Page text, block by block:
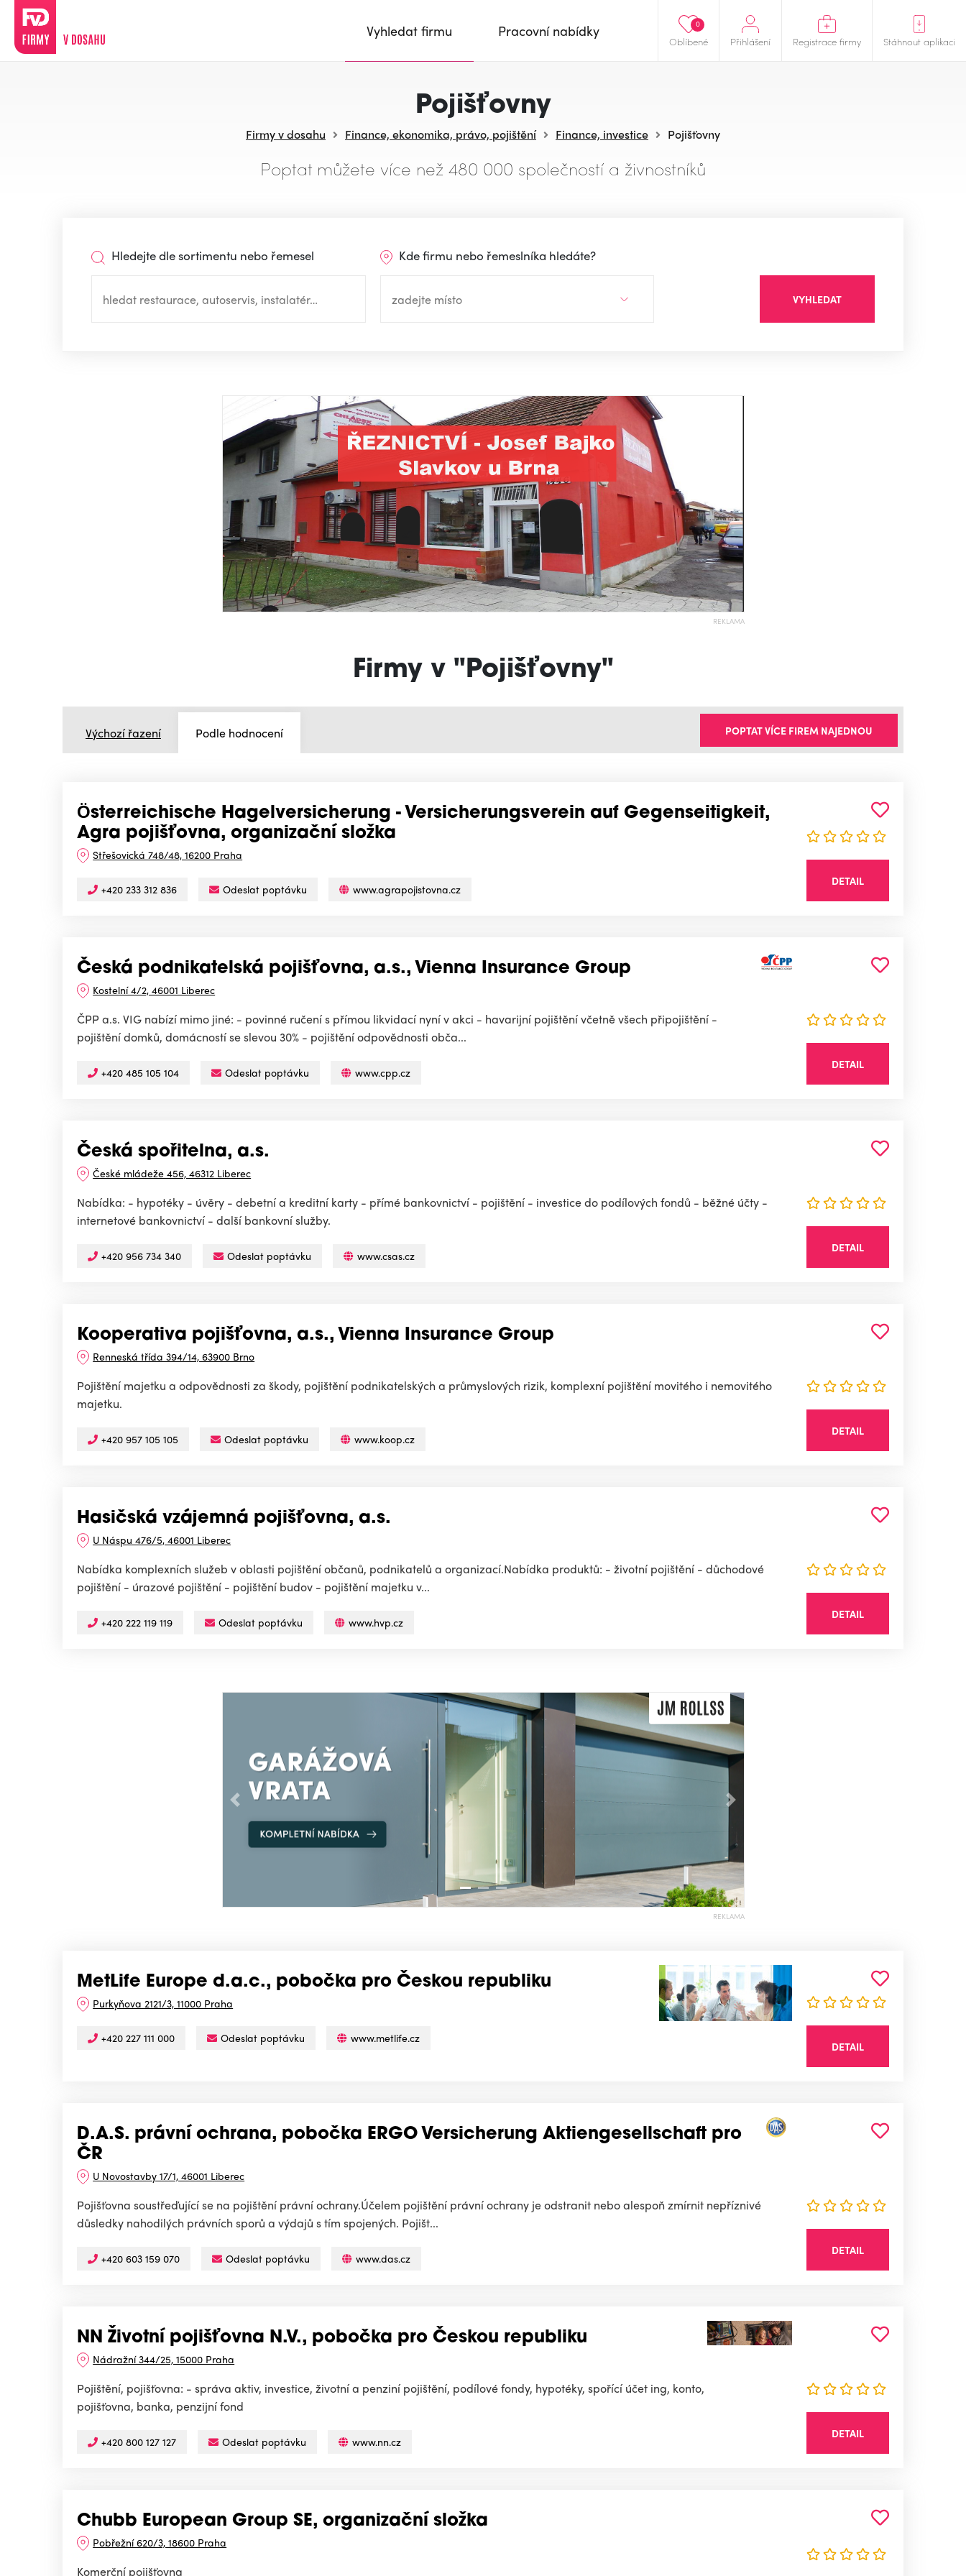
Oblíbené
0
Přihlášení Registrace firmy Stáhnout aplikaci
Vyhledat firmu Pracovní nabídky
Pojišťovny
Firmy v dosahu Finance, ekonomika, právo, pojištění Finance, investice Pojišťovny
Poptat můžete více než 480 000 společností a živnostníků
Hledejte dle sortimentu nebo řemesel Kde firmu nebo řemeslníka hledáte?
VYHLEDAT
REKLAMA
Firmy v "Pojišťovny"
Výchozí řazení Podle hodnocení POPTAT VÍCE FIREM NAJEDNOU
Österreichische Hagelversicherung - Versicherungsverein auf Gegenseitigkeit,
Agra pojišťovna, organizační složka
Střešovická 748/48, 16200 Praha
+420 233 312 836 Odeslat poptávku www.agrapojistovna.cz
DETAIL
Česká podnikatelská pojišťovna, a.s., Vienna Insurance Group
Kostelní 4/2, 46001 Liberec
ČPP a.s. VIG nabízí mimo jiné: - povinné ručení s přímou likvidací nyní v akci - havarijní pojištění včetně všech připojištění -
pojištění domků, domácností se slevou 30% - pojištění odpovědnosti obča...
+420 485 105 104 Odeslat poptávku www.cpp.cz
DETAIL
Česká spořitelna, a.s.
České mládeže 456, 46312 Liberec
Nabídka: - hypotéky - úvěry - debetní a kreditní karty - přímé bankovnictví - pojištění - investice do podílových fondů - běžné účty -
internetové bankovnictví - další bankovní služby.
+420 956 734 340 Odeslat poptávku www.csas.cz
DETAIL
Kooperativa pojišťovna, a.s., Vienna Insurance Group
Renneská třída 394/14, 63900 Brno
Pojištění majetku a odpovědnosti za škody, pojištění podnikatelských a průmyslových rizik, komplexní pojištění movitého i nemovitého
majetku.
+420 957 105 105 Odeslat poptávku www.koop.cz
DETAIL
Hasičská vzájemná pojišťovna, a.s.
U Náspu 476/5, 46001 Liberec
Nabídka komplexních služeb v oblasti pojištění občanů, podnikatelů a organizací.Nabídka produktů: - životní pojištění - důchodové
pojištění - úrazové pojištění - pojištění budov - pojištění majetku v...
+420 222 119 119 Odeslat poptávku www.hvp.cz
DETAIL
Předchozí Následující
REKLAMA
MetLife Europe d.a.c., pobočka pro Českou republiku
Purkyňova 2121/3, 11000 Praha
+420 227 111 000 Odeslat poptávku www.metlife.cz
DETAIL
D.A.S. právní ochrana, pobočka ERGO Versicherung Aktiengesellschaft pro
ČR
U Novostavby 17/1, 46001 Liberec
Pojišťovna soustřeďující se na pojištění právní ochrany.Účelem pojištění právní ochrany je odstranit nebo alespoň zmírnit nepříznivé
důsledky nahodilých právních sporů a výdajů s tím spojených. Pojišt...
+420 603 159 070 Odeslat poptávku www.das.cz
DETAIL
NN Životní pojišťovna N.V., pobočka pro Českou republiku
Nádražní 344/25, 15000 Praha
Pojištění, pojišťovna: - správa aktiv, investice, životní a penziní pojištění, podílové fondy, hypotéky, spořící účet ing, konto,
pojišťovna, banka, penzijní fond
+420 800 127 127 Odeslat poptávku www.nn.cz
DETAIL
Chubb European Group SE, organizační složka
Pobřežní 620/3, 18600 Praha
Komerční pojišťovna